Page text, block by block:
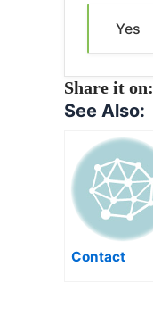
Yes
Share it on:
See Also:
Contact